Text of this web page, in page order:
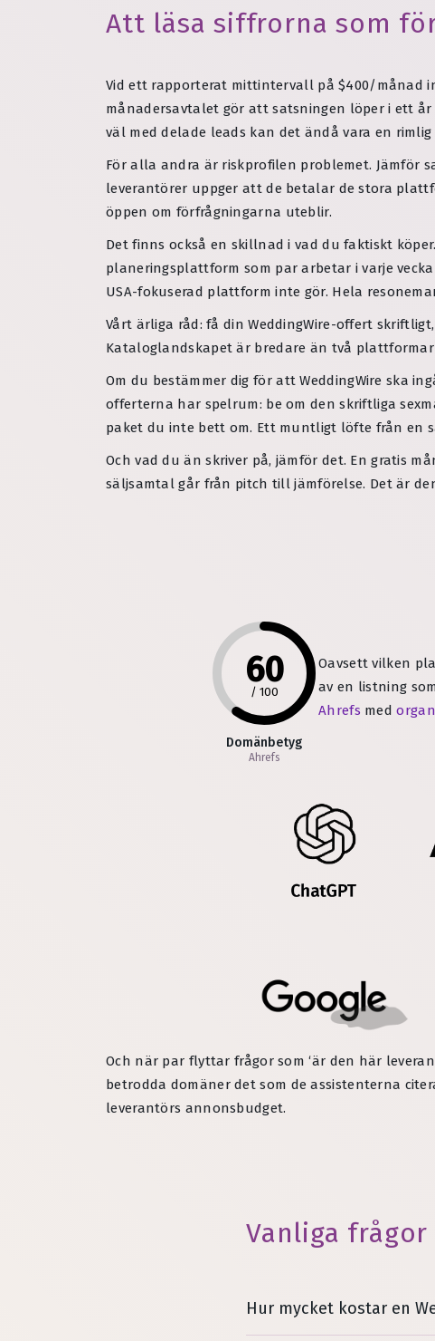
Att läsa siffrorna som
Vid ett rapporterat mittintervall på $400/månad
månadersavtalet gör att satsningen löper i ett
väl med delade leads kan det ändå vara en
För alla andra är riskprofilen problemet. Jämför
leverantörer uppger att de betalar de stora
öppen om förfrågningarna uteblir.
Det finns också en skillnad i vad du faktiskt
planeringsplattform som par arbetar i varje
USA-fokuserad plattform inte gör. Hela
Vårt ärliga råd: få din WeddingWire-offert
Kataloglandskapet är bredare än två
Om du bestämmer dig för att WeddingWire ska
offerterna har spelrum: be om den skriftliga
paket du inte bett om. Ett muntligt löfte från en
Och vad du än skriver på, jämför det. En gratis
säljsamtal går från pitch till jämförelse. Det är
60
/ 100
Domänbetyg
Ahrefs
Oavsett vilken
av en listning
Ahrefs med
Och när par flyttar frågor som ‘är den här
betrodda domäner det som de assistenterna
leverantörs annonsbudget.
Vanliga frågor
Hur mycket kostar en